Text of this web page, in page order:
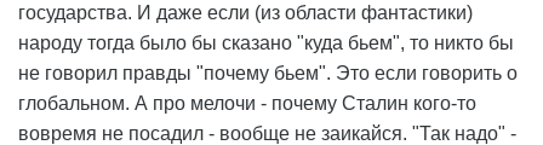
государства. И даже если (из области фантастики)
народу тогда было бы сказано "куда бьем", то никто бы
не говорил правды "почему бьем". Это если говорить о
глобальном. А про мелочи - почему Сталин кого-то
вовремя не посадил - вообще не заикайся. "Так надо" -